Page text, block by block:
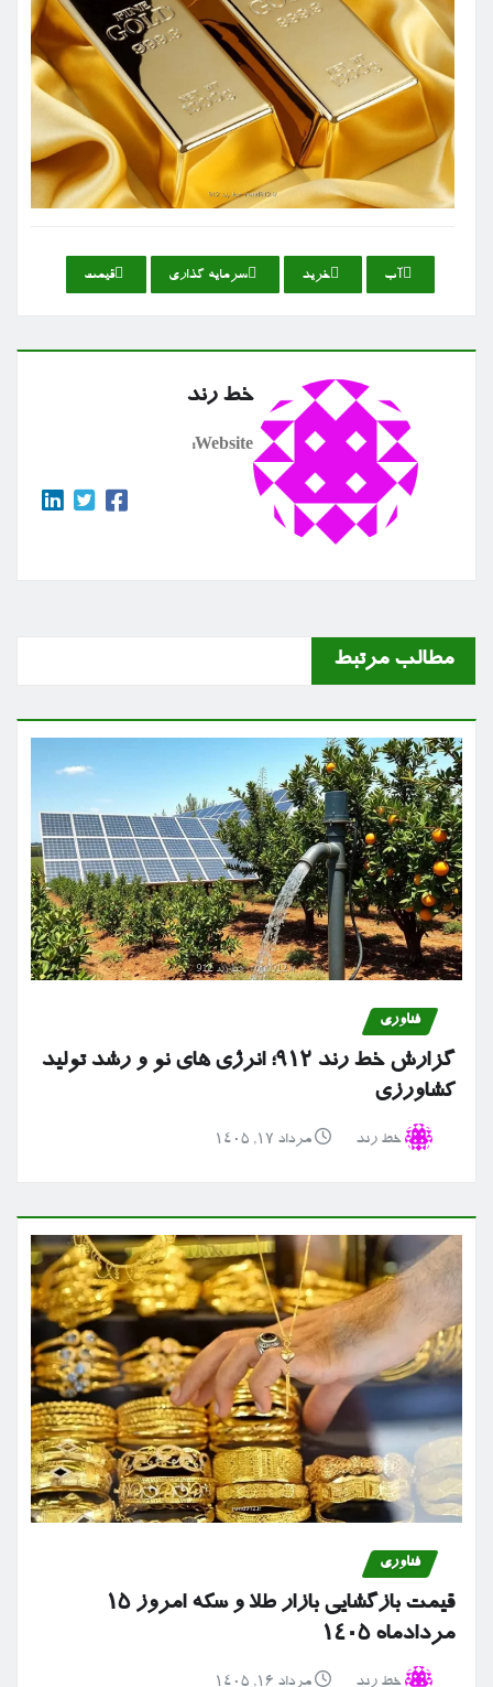
آب خرید سرمایه گذاری قیمت
خط رند
Website:
مطالب مرتبط
فناوری
گزارش خط رند ۹۱۲؛ انرژی های نو و رشد تولید
کشاورزی
خط رند مرداد ۱۷, ۱۴۰۵
فناوری
قیمت بازگشایی بازار طلا و سکه امروز ۱۵
مردادماه ۱۴۰۵
خط رند مرداد ۱۶, ۱۴۰۵